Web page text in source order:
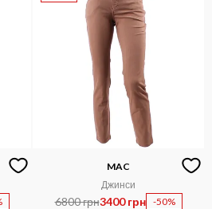
MAC
Джинси
6800 грн3400 грн -50%